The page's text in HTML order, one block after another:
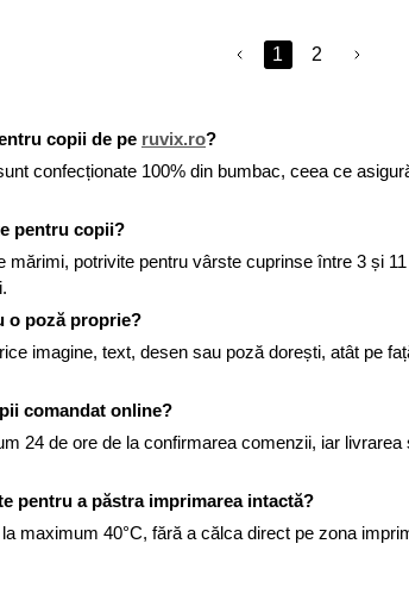
1 2
copii de pe ruvix.ro?
confecționate 100% din bumbac, ceea ce
pentru copii?
potrivite pentru vârste cuprinse între 3 și
o poză proprie?
imagine, text, desen sau poză dorești, atât pe
comandat online?
24 de ore de la confirmarea comenzii, iar
pentru a păstra imprimarea intactă?
maximum 40°C, fără a călca direct pe zona